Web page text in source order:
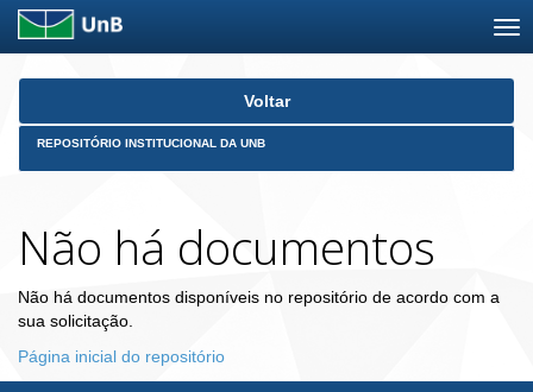
Skip
Voltar
REPOSITÓRIO INSTITUCIONAL DA UNB
Não há documentos
Não há documentos disponíveis no repositório de acordo com a
sua solicitação.
Página inicial do repositório